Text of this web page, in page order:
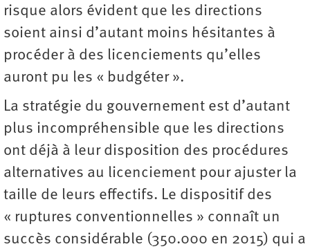
risque alors évident que les directions
soient ainsi d’autant moins hésitantes à
procéder à des licenciements qu’elles
auront pu les « budgéter ».
La stratégie du gouvernement est d’autant
plus incompréhensible que les directions
ont déjà à leur disposition des procédures
alternatives au licenciement pour ajuster la
taille de leurs effectifs. Le dispositif des
« ruptures conventionnelles » connaît un
succès considérable (350.000 en 2015) qui a